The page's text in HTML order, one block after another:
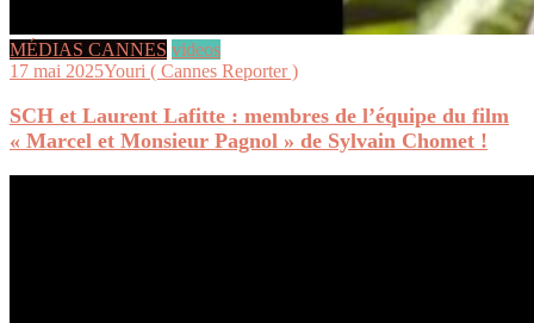
MÉDIAS CANNES videos
17 mai 2025Youri ( Cannes Reporter )
SCH et Laurent Lafitte : membres de l’équipe du film
« Marcel et Monsieur Pagnol » de Sylvain Chomet !